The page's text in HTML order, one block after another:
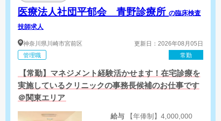
医療法人社団平郁会 青野診療所の臨床検査
技師求人
神奈川県 川崎市宮前区
管理職
更新日：2026年08月05日
常勤
【常勤】マネジメント経験活かせます！在宅診療を
実施しているクリニックの事務長候補のお仕事です
＠関東エリア
給与